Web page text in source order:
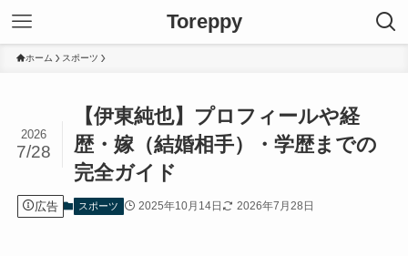
Toreppy
ホーム スポーツ
【伊東純也】プロフィールや経
歴・嫁（結婚相手）・学歴までの
完全ガイド
2026
7/28
広告 スポーツ 2025年10月14日 2026年7月28日